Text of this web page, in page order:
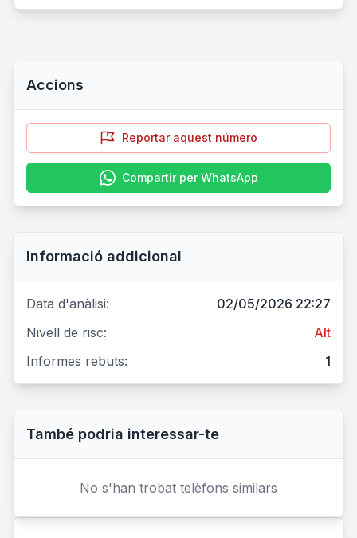
Accions
Reportar aquest número
Compartir per WhatsApp
Informació addicional
Data d'anàlisi:
02/05/2026 22:27
Nivell de risc:
Alt
Informes rebuts:
1
També podria interessar-te
No s'han trobat telèfons similars